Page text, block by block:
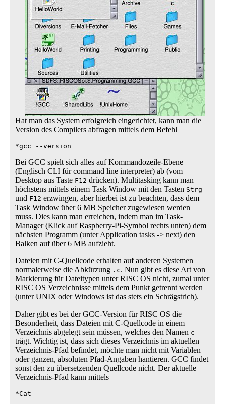
Hat man das System erfolgreich eingerichtet, kann man die
Version des Compilers abfragen mittels dem Befehl
*gcc --version
Bei GCC spielt sich alles auf Kommandozeile-Ebene
(Englisch CLI für command line interpreter) ab (vom
Desktop aus Taste F12 drücken). Multitasking kann man
höchstens mittels einem Task Window mit den Tasten Strg
und F12 erzwingen, aber hierbei ist zu beachten, dass dem
Task Window über 6 MB Speicher zugewiesen werden
muss. Dies kann man erreichen, indem man im Task-
Manager (Klick auf Raspberry-Pi-Symbol rechts unten) dem
nächsten Programm (unter Application tasks -> next) den
Balken auf über 6 MB aufzieht.
Dateien mit C-Quellcode erhalten auf anderen Systemen
normalerweise die Abkürzung .c. Nun gibt es diese Art von
Markierung für Dateitypen unter RISC OS nicht, zumal unter
RISC OS Verzeichnisse mittels dem Punkt getrennt werden
(unter UNIX oder Windows ist das stets ein Schrägstrich).
Daher gibt es bei der GCC-Version für RISC OS die
Besonderheit, dass Dateien mit C-Quellcode in einem
Verzeichnis abgelegt sein müssen, welches den Namen c
trägt. Wichtig ist, dass sich dieses Verzeichnis im aktuellen
Verzeichnis-Pfad befindet, möchte man nicht mit Variablen
oder ganzen, absoluten Pfad-Angaben hantieren. GCC findet
sonst den zu übersetzenden Quellcode nicht. Der aktuelle
Verzeichnis-Pfad kann mittels
*Cat